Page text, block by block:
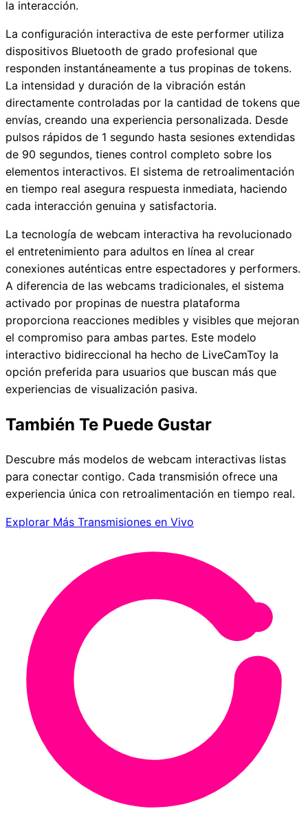
la interacción.
La configuración interactiva de este performer utiliza
dispositivos Bluetooth de grado profesional que
responden instantáneamente a tus propinas de tokens.
La intensidad y duración de la vibración están
directamente controladas por la cantidad de tokens que
envías, creando una experiencia personalizada. Desde
pulsos rápidos de 1 segundo hasta sesiones extendidas
de 90 segundos, tienes control completo sobre los
elementos interactivos. El sistema de retroalimentación
en tiempo real asegura respuesta inmediata, haciendo
cada interacción genuina y satisfactoria.
La tecnología de webcam interactiva ha revolucionado
el entretenimiento para adultos en línea al crear
conexiones auténticas entre espectadores y performers.
A diferencia de las webcams tradicionales, el sistema
activado por propinas de nuestra plataforma
proporciona reacciones medibles y visibles que mejoran
el compromiso para ambas partes. Este modelo
interactivo bidireccional ha hecho de LiveCamToy la
opción preferida para usuarios que buscan más que
experiencias de visualización pasiva.
También Te Puede Gustar
Descubre más modelos de webcam interactivas listas
para conectar contigo. Cada transmisión ofrece una
experiencia única con retroalimentación en tiempo real.
Explorar Más Transmisiones en Vivo